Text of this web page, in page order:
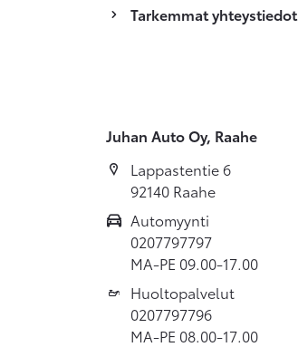
Tarkemmat yhteystiedot
Juhan Auto Oy, Raahe
Lappastentie 6
92140 Raahe
Automyynti
0207797797
MA-PE 09.00-17.00
Huoltopalvelut
0207797796
MA-PE 08.00-17.00